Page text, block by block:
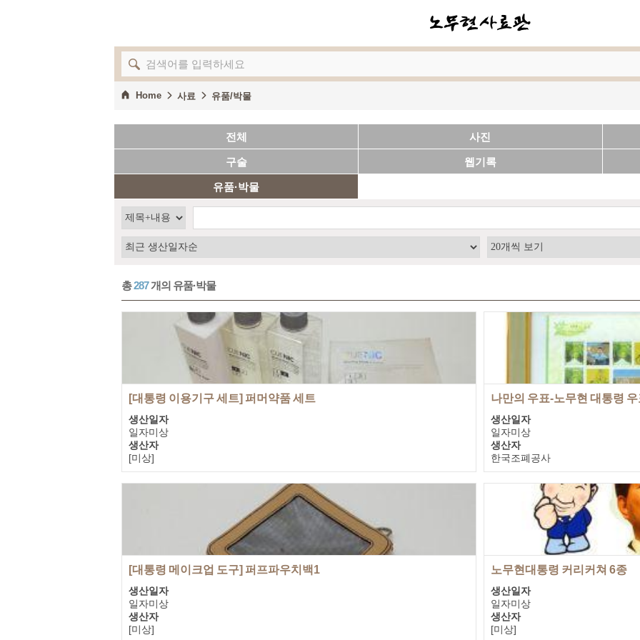
Home 사료 유품/박물
전체 사진
구술 웹기록
유품·박물
총287개의 유품·박물
[대통령 이용기구 세트] 퍼머약품 세트
생산일자
일자미상
생산자
[미상]
기증자
정주영
나만의 우표-노무현 대통령
생산일자
일자미상
생산자
한국조폐공사
기증자
노무현을사랑하는사람들의모임
[대통령 메이크업 도구] 퍼프파우치백1
생산일자
일자미상
생산자
[미상]
노무현대통령 커리커쳐 6종
생산일자
일자미상
생산자
[미상]